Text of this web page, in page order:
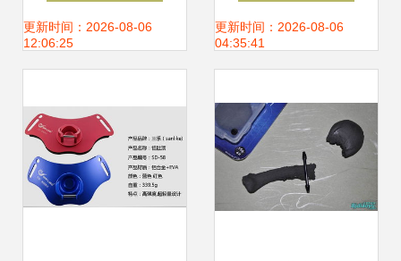
国际发展合作促进
赴临调研渔具销售
更新时间：2026-08-06
12:06:25
艺术结合
更新时间：2026-08-06
04:35:41